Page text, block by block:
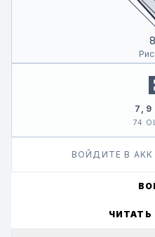
7,9
74
ВОЙДИТЕ В
ЧИТАТЬ